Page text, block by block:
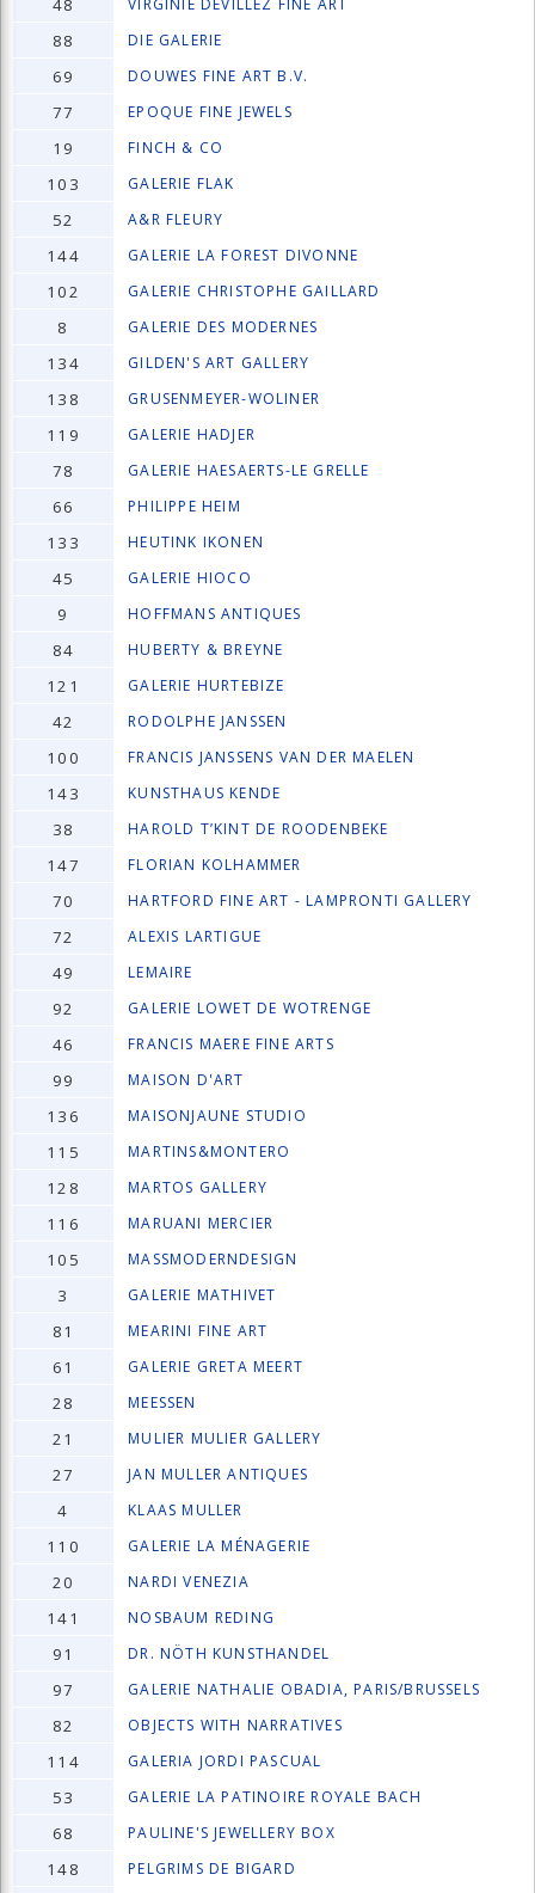
48 VIRGINIE DEVILLEZ FINE ART
88 DIE GALERIE
69 DOUWES FINE ART B.V.
77 EPOQUE FINE JEWELS
19 FINCH & CO
103 GALERIE FLAK
52 A&R FLEURY
144 GALERIE LA FOREST DIVONNE
102 GALERIE CHRISTOPHE GAILLARD
8 GALERIE DES MODERNES
134 GILDEN'S ART GALLERY
138 GRUSENMEYER-WOLINER
119 GALERIE HADJER
78 GALERIE HAESAERTS-LE GRELLE
66 PHILIPPE HEIM
133 HEUTINK IKONEN
45 GALERIE HIOCO
9 HOFFMANS ANTIQUES
84 HUBERTY & BREYNE
121 GALERIE HURTEBIZE
42 RODOLPHE JANSSEN
100 FRANCIS JANSSENS VAN DER MAELEN
143 KUNSTHAUS KENDE
38 HAROLD T’KINT DE ROODENBEKE
147 FLORIAN KOLHAMMER
70 HARTFORD FINE ART - LAMPRONTI GALLERY
72 ALEXIS LARTIGUE
49 LEMAIRE
92 GALERIE LOWET DE WOTRENGE
46 FRANCIS MAERE FINE ARTS
99 MAISON D'ART
136 MAISONJAUNE STUDIO
115 MARTINS&MONTERO
128 MARTOS GALLERY
116 MARUANI MERCIER
105 MASSMODERNDESIGN
3 GALERIE MATHIVET
81 MEARINI FINE ART
61 GALERIE GRETA MEERT
28 MEESSEN
21 MULIER MULIER GALLERY
27 JAN MULLER ANTIQUES
4 KLAAS MULLER
110 GALERIE LA MÉNAGERIE
20 NARDI VENEZIA
141 NOSBAUM REDING
91 DR. NÖTH KUNSTHANDEL
97 GALERIE NATHALIE OBADIA, PARIS/BRUSSELS
82 OBJECTS WITH NARRATIVES
114 GALERIA JORDI PASCUAL
53 GALERIE LA PATINOIRE ROYALE BACH
68 PAULINE'S JEWELLERY BOX
148 PELGRIMS DE BIGARD